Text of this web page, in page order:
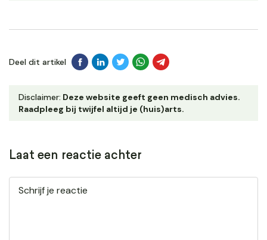
Deel dit artikel
Disclaimer: Deze website geeft geen medisch advies.
Raadpleeg bij twijfel altijd je (huis)arts.
Laat een reactie achter